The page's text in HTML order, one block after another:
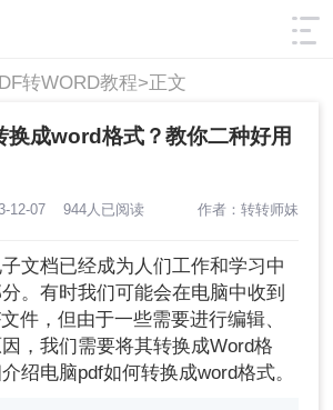
筛选
转WORD教程>正文
换成word格式？教你二种好用
12-07 944人已阅读 作者：转转师妹
文档已经成为人们工作和学习中
。有时我们可能会在电脑中收到
件，但由于一些需要进行编辑、
，我们需要将其转换成Word格
绍电脑pdf如何转换成word格式。